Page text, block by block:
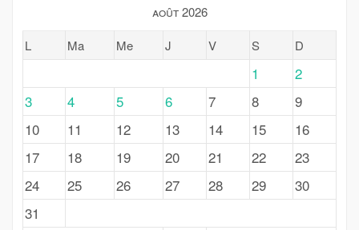
août 2026
L
Ma Me J V S D
1
2
3
4 5 6 7 8
9
10
11 12 13 14 15
16
17
18 19 20 21 22
23
24
25 26 27 28 29
30
31